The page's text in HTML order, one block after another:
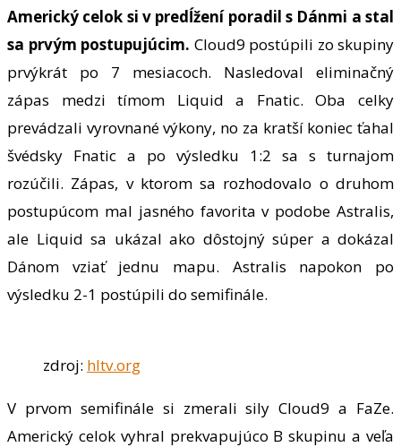
Americký celok si v predĺžení poradil s Dánmi a stal
sa prvým postupujúcim. Cloud9 postúpili zo skupiny
prvýkrát po 7 mesiacoch. Nasledoval eliminačný
zápas medzi tímom Liquid a Fnatic. Oba celky
prevádzali vyrovnané výkony, no za kratší koniec ťahal
švédsky Fnatic a po výsledku 1:2 sa s turnajom
rozúčili. Zápas, v ktorom sa rozhodovalo o druhom
postupúcom mal jasného favorita v podobe Astralis,
ale Liquid sa ukázal ako dôstojný súper a dokázal
Dánom vziať jednu mapu. Astralis napokon po
výsledku 2-1 postúpili do semifinále.
zdroj: hltv.org
V prvom semifinále si zmerali sily Cloud9 a FaZe.
Americký celok vyhral prekvapujúco B skupinu a veľa